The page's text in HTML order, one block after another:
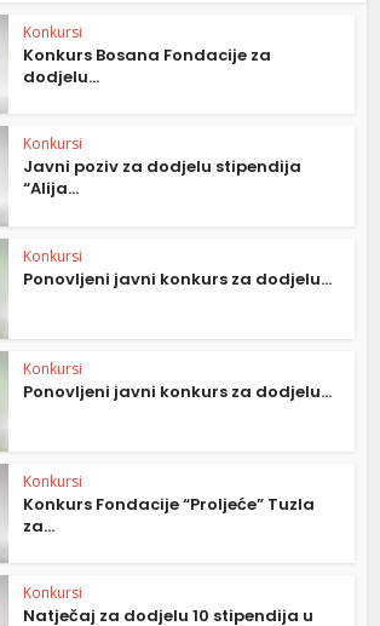
Konkursi
Konkurs Bosana Fondacije za
dodjelu...
Konkursi
Javni poziv za dodjelu stipendija
“Alija...
Konkursi
Ponovljeni javni konkurs za dodjelu...
Konkursi
Ponovljeni javni konkurs za dodjelu...
Konkursi
Konkurs Fondacije “Proljeće” Tuzla
za...
Konkursi
Natječaj za dodjelu 10 stipendija u